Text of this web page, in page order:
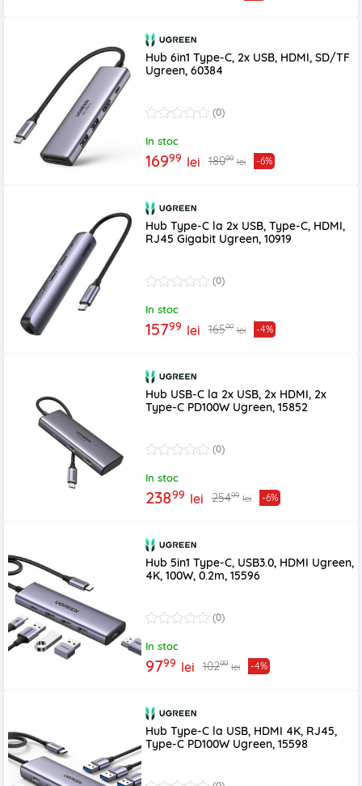
Hub 6in1 Type-C, 2x USB, HDMI, SD/TF
Ugreen, 60384
(0)
In stoc
16999 lei 18099 lei -6%
Hub Type-C la 2x USB, Type-C, HDMI,
RJ45 Gigabit Ugreen, 10919
(0)
In stoc
15799 lei 16599 lei -4%
Hub USB-C la 2x USB, 2x HDMI, 2x
Type-C PD100W Ugreen, 15852
(0)
In stoc
23899 lei 25499 lei -6%
Hub 5in1 Type-C, USB3.0, HDMI Ugreen,
4K, 100W, 0.2m, 15596
(0)
In stoc
9799 lei 10299 lei -4%
Hub Type-C la USB, HDMI 4K, RJ45,
Type-C PD100W Ugreen, 15598